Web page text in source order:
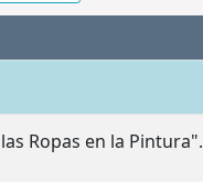
Ropas en la Pintura".